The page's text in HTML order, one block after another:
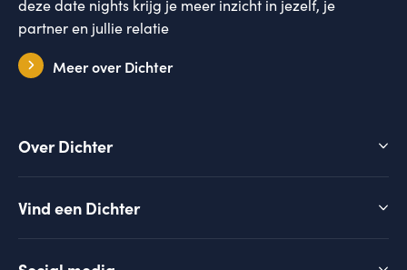
deze date nights krijg je meer inzicht in jezelf, je
partner en jullie relatie
Meer over Dichter
Over Dichter
Vind een Dichter